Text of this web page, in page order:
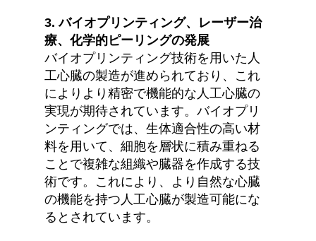
3. バイオプリンティング、レーザー治
療、化学的ピーリングの発展
バイオプリンティング技術を用いた人
工心臓の製造が進められており、これ
によりより精密で機能的な人工心臓の
実現が期待されています。バイオプリ
ンティングでは、生体適合性の高い材
料を用いて、細胞を層状に積み重ねる
ことで複雑な組織や臓器を作成する技
術です。これにより、より自然な心臓
の機能を持つ人工心臓が製造可能にな
るとされています。